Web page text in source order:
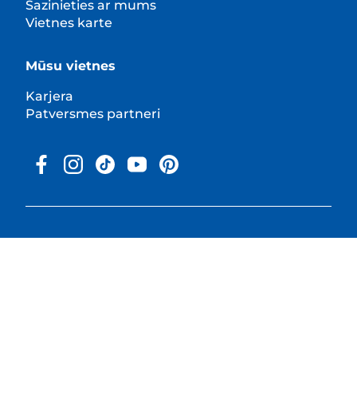
Sazinieties ar mums
Vietnes karte
Mūsu vietnes
Karjera
Patversmes partneri